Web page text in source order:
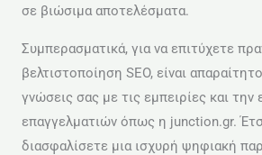
σε βιώσιμα αποτελέσματα.
Συμπερασματικά, για να επιτύχετε
βελτιστοποίηση SEO, είναι
γνώσεις σας με τις εμπειρίες και
επαγγελματιών όπως η junction.gr.
διασφαλίσετε μια ισχυρή ψηφιακή